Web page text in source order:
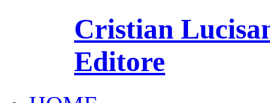
Cristian
Editore